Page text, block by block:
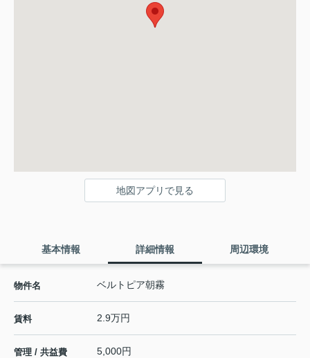
地図アプリで見る
基本情報 詳細情報 周辺環境
物件名 ベルトピア朝霧
賃料 2.9万円
管理 / 共益費 5,000円